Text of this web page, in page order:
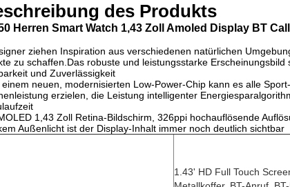
des Produkts
Herren Smart Watch 1,43 Zoll Amoled Display BT
ziehen Inspiration aus verschiedenen natürlichen
zu schaffen.Das robuste und leistungsstarke
und Zuverlässigkeit
einem neuen, modernisierten Low-Power-Chip kann es alle
erzielen, die Leistung intelligenter
1,43 Zoll Retina-Bildschirm, 326ppi hochauflösende
Außenlicht ist der Display-Inhalt immer noch deutlich sichtbar
1.43' HD Full Touch